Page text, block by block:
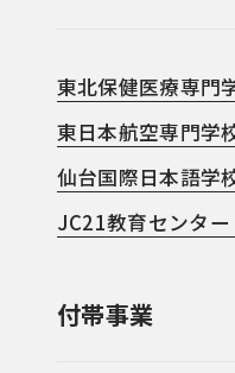
東北保健医療専門
東日本航空専門学
仙台国際日本語学
JC21教育センター
付帯事業